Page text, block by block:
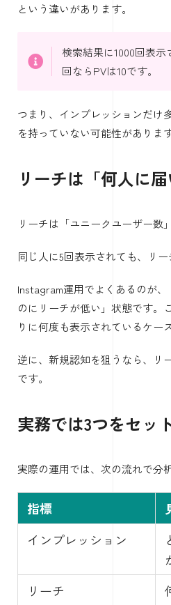
という違いがあります。
検索結果に1000回表
回ならPVは10です。
つまり、インプレッションだけ
を持っていない可能性があります
リーチは「何人に届
リーチは「ユニークユーザー数
同じ人に5回表示されても、リー
Instagram運用でよくあるのが
のにリーチが低い」状態です。
りに何度も表示されているケー
逆に、新規認知を狙うなら、リ
です。
実務では3つをセッ
実際の運用では、次の流れで分
指標
インプレッション
リーチ